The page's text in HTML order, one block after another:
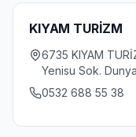
KIYAM TURİZM
6735 KIYAM
Yenisu Sok.
0532 688 55 38